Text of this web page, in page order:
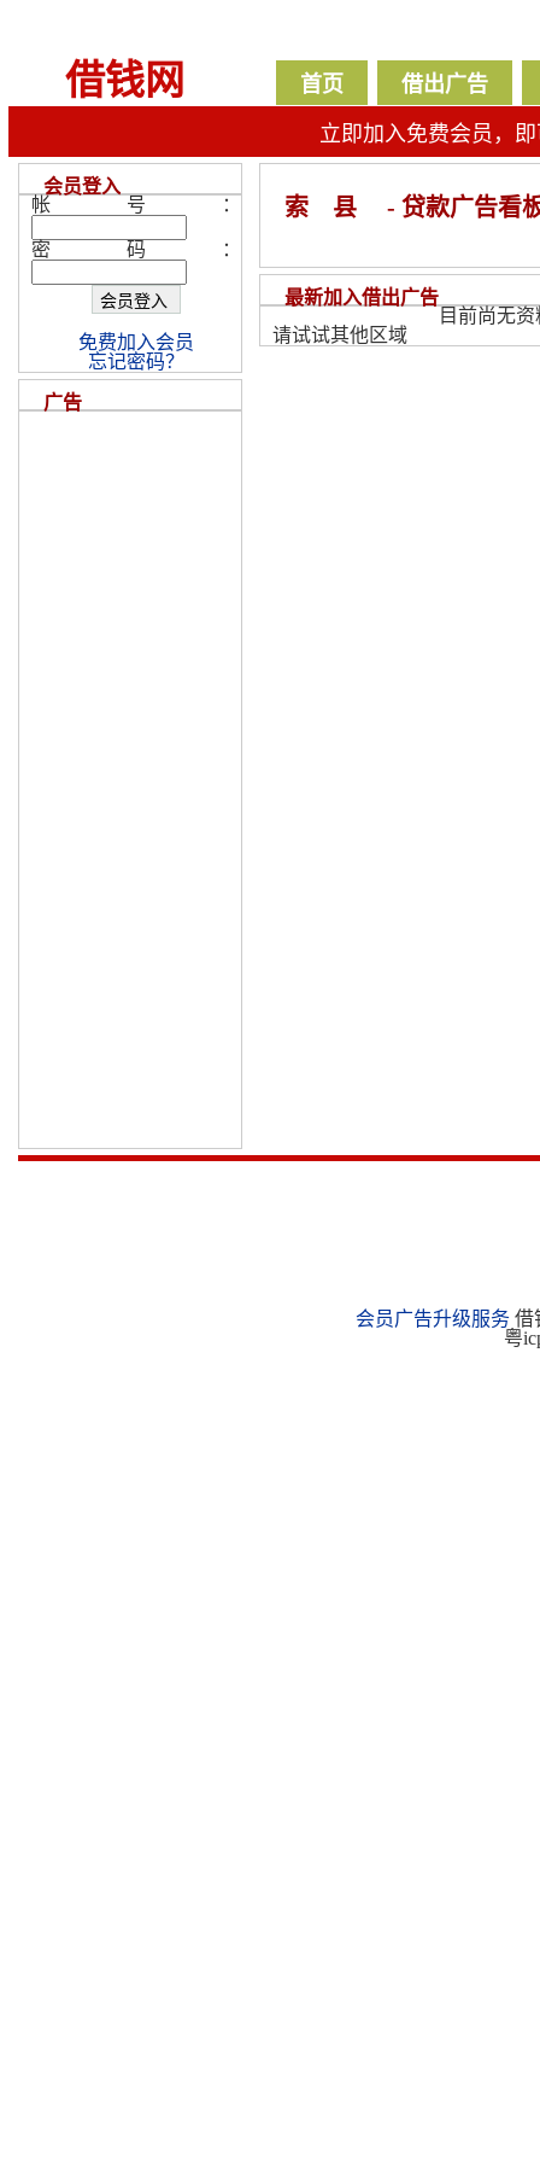
借钱网 首页 借出广告
立即加入免费会员，
索 县 - 贷款广告看
最新加入借出广告
目前尚无
请试试其他区域
会员登入
帐号：
密码：
免费加入会员
忘记密码？
广告
会员广告升级服务借
粤